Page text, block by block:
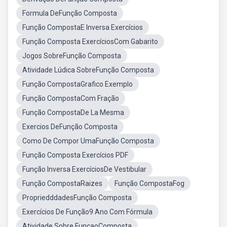
Formula DeFunção Composta
Função CompostaE Inversa Exercícios
Função Composta ExercíciosCom Gabarito
Jogos SobreFunção Composta
Atividade Lúdica SobreFunção Composta
Função CompostaGrafico Exemplo
Função CompostaCom Fração
Função CompostaDe La Mesma
Exercios DeFunção Composta
Como De Compor UmaFunção Composta
Função Composta Exercícios PDF
Função Inversa ExercíciosDe Vestibular
Função CompostaRaizes
Função CompostaFog
PropriedddadesFunção Composta
Exercícios De Função9 Ano Com Fórmula